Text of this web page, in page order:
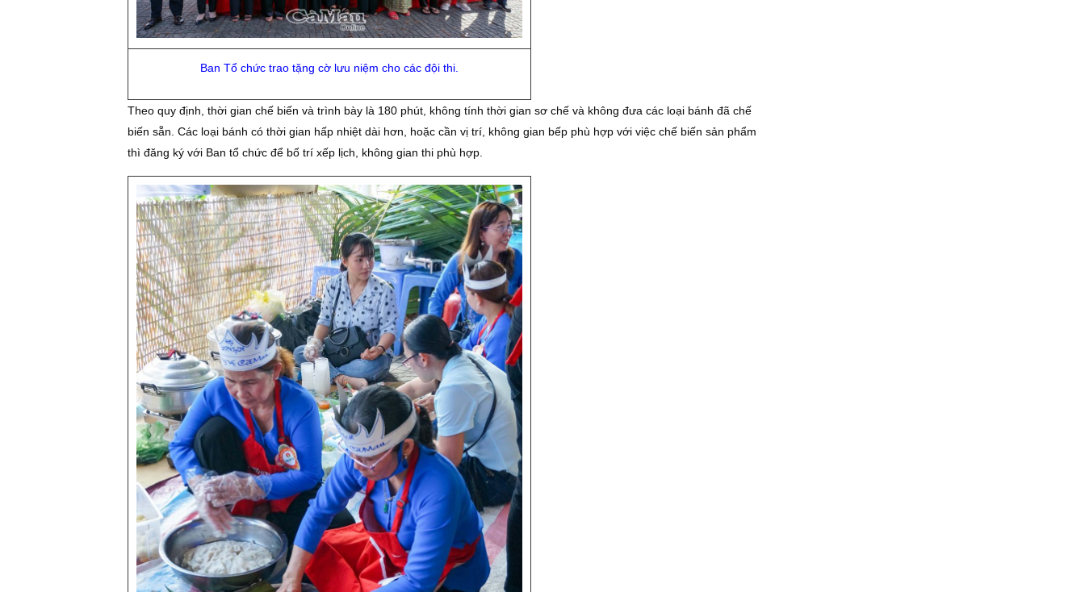
Ban Tổ chức trao tặng cờ lưu niệm cho các đội thi.
Theo quy định, thời gian chế biến và trình bày là 180 phút, không tính thời gian sơ chế và không đưa các loại bánh đã chế
biến sẵn. Các loại bánh có thời gian hấp nhiệt dài hơn, hoặc cần vị trí, không gian bếp phù hợp với việc chế biến sản phẩm
thì đăng ký với Ban tổ chức để bố trí xếp lịch, không gian thi phù hợp.